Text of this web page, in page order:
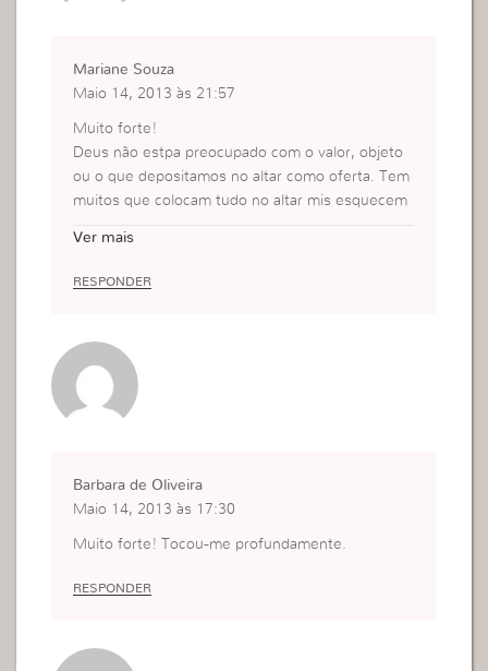
Mariane Souza
Maio 14, 2013 às 21:57
Muito forte!
Deus não estpa preocupado com o valor, objeto
ou o que depositamos no altar como oferta. Tem
muitos que colocam tudo no altar mis esquecem
Ver mais
RESPONDER
Barbara de Oliveira
Maio 14, 2013 às 17:30
Muito forte! Tocou-me profundamente.
RESPONDER